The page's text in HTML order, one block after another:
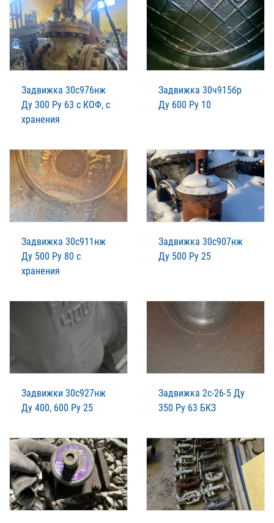
Задвижка 30с976нж
Ду 300 Ру 63 с КОФ, с
хранения
Задвижка 30ч915бр
Ду 600 Ру 10
Задвижка 30с911нж
Ду 500 Ру 80 с
хранения
Задвижка 30с907нж
Ду 500 Ру 25
Задвижки 30с927нж
Ду 400, 600 Ру 25
Задвижка 2с-26-5 Ду
350 Ру 63 БКЗ